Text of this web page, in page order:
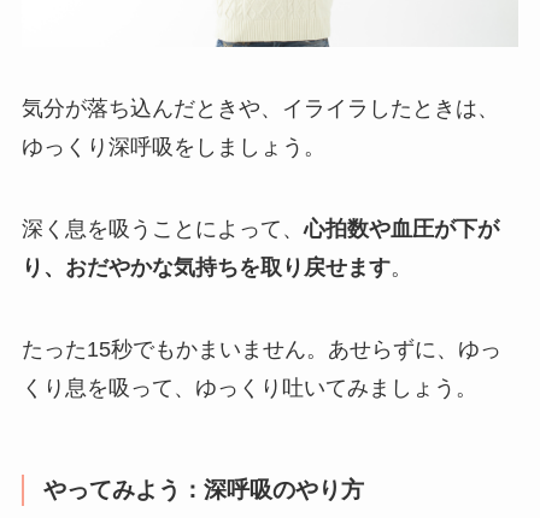
気分が落ち込んだときや、イライラしたときは、
ゆっくり深呼吸をしましょう。
深く息を吸うことによって、心拍数や血圧が下が
り、おだやかな気持ちを取り戻せます。
たった15秒でもかまいません。あせらずに、ゆっ
くり息を吸って、ゆっくり吐いてみましょう。
やってみよう：深呼吸のやり方